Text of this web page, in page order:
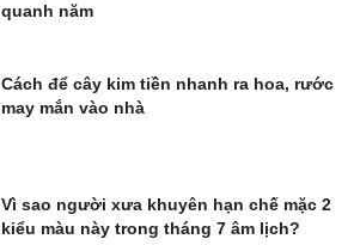
quanh năm
Cách để cây kim tiền nhanh ra hoa, rước
may mắn vào nhà
Vì sao người xưa khuyên hạn chế mặc 2
kiểu màu này trong tháng 7 âm lịch?